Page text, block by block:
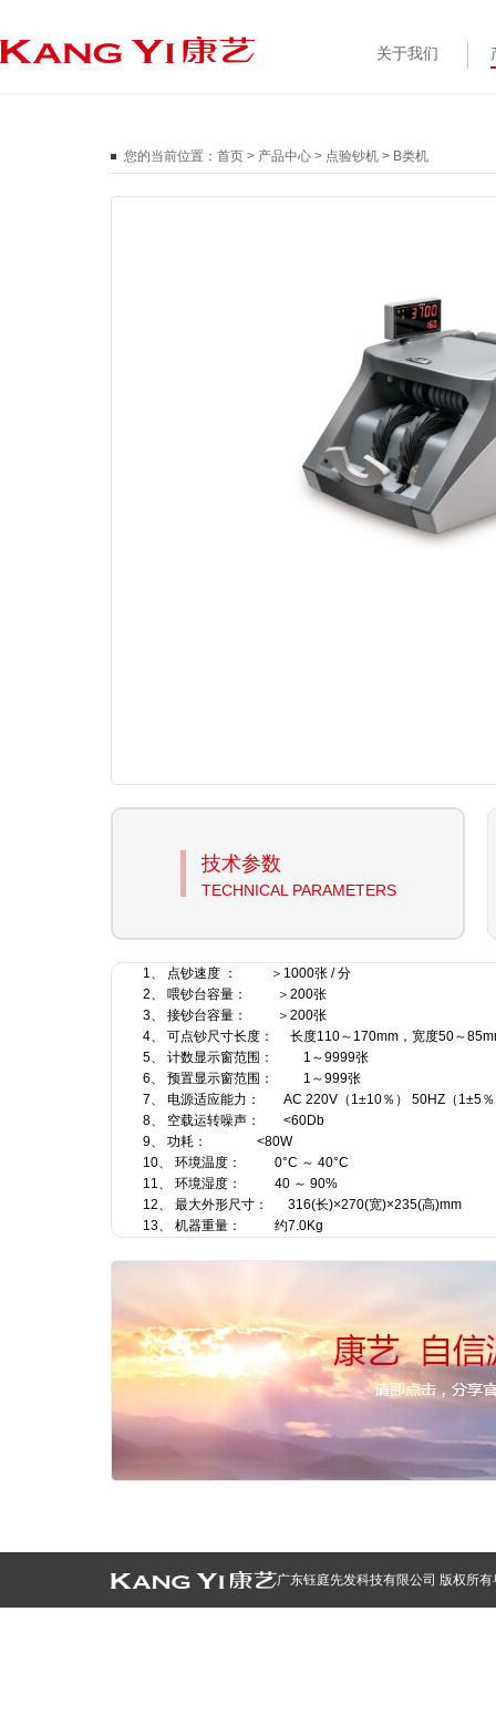
关于我们
您的当前位置： 首页 > 产品中心 > 点验钞机 > B类机
技术参数
TECHNICAL PARAMETERS
1、 点钞速度 ： ＞1000张 / 分
2、 喂钞台容量： ＞200张
3、 接钞台容量： ＞200张
4、 可点钞尺寸长度： 长度110～170mm，宽度
5、 计数显示窗范围： 1～9999张
6、 预置显示窗范围： 1～999张
7、 电源适应能力： AC 220V（1±10％） 50HZ（1±5
8、 空载运转噪声： <60Db
9、 功耗： <80W
10、 环境温度： 0°C ～ 40°C
11、 环境湿度： 40 ～ 90%
12、 最大外形尺寸： 316(长)×270(宽)×235(高)mm
13、 机器重量： 约7.0Kg
广东钰庭先发科技有限公司 版权所有